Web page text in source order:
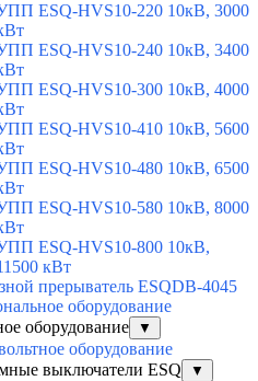
ESQ-HVS10-220 10кВ, 3000
ESQ-HVS10-240 10кВ, 3400
ESQ-HVS10-300 10кВ, 4000
ESQ-HVS10-410 10кВ, 5600
ESQ-HVS10-480 10кВ, 6500
ESQ-HVS10-580 10кВ, 8000
ESQ-HVS10-800 10кВ,
кВт
прерыватель ESQDB-4045
оборудование
оборудование
▼
оборудование
выключатели ESQ
▼